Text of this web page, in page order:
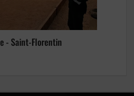
- Saint-Florentin